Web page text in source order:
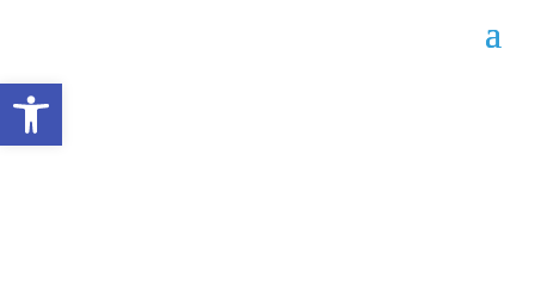
Open toolbar